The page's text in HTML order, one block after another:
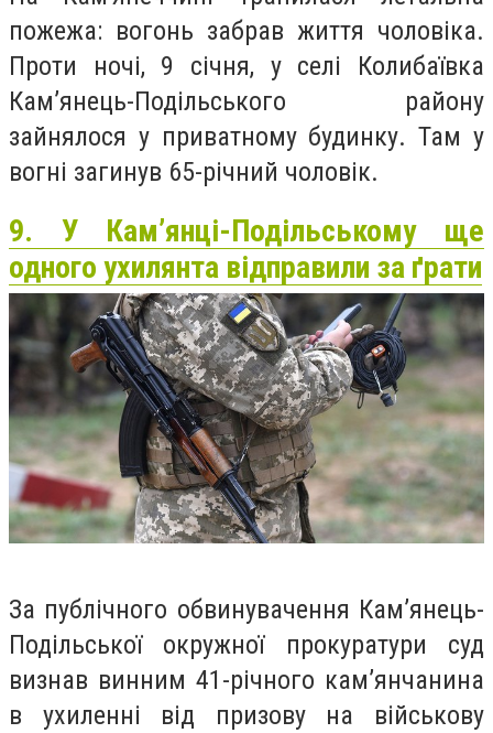
пожежа: вогонь забрав життя чоловіка.
Проти ночі, 9 січня, у селі Колибаївка
Кам’янець-Подільського району
зайнялося у приватному будинку. Там у
вогні загинув 65-річний чоловік.
9. У Кам’янці-Подільському ще
одного ухилянта відправили за ґрати
За публічного обвинувачення Кам’янець-
Подільської окружної прокуратури суд
визнав винним 41-річного кам’янчанина
в ухиленні від призову на військову